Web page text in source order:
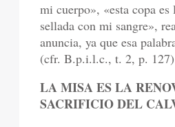
mi cuerpo», «esta copa es
sellada con mi sangre»,
anuncia, ya que esa
(cfr. B.p.i.l.c., t. 2, p. 127)
LA MISA ES LA
SACRIFICIO DEL